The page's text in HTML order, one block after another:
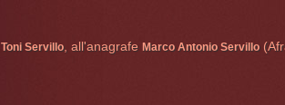
Toni Servillo, all'anagrafe Marco Antonio Servillo